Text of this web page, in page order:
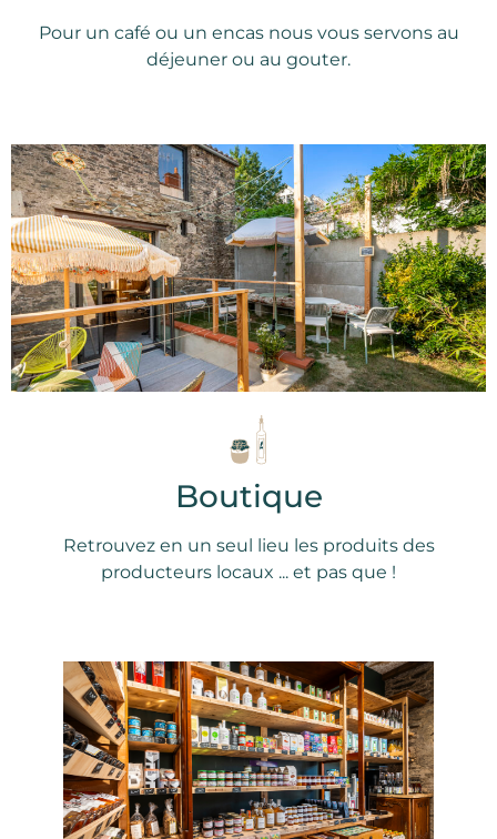
Pour un café ou un encas nous vous servons au
déjeuner ou au gouter.
Boutique
Retrouvez en un seul lieu les produits des
producteurs locaux ... et pas que !